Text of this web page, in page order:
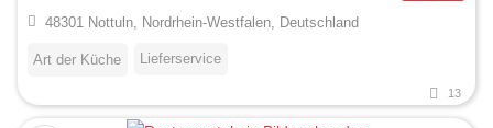
48301 Nottuln, Nordrhein-Westfalen, Deutschland
Art der Küche Lieferservice
13